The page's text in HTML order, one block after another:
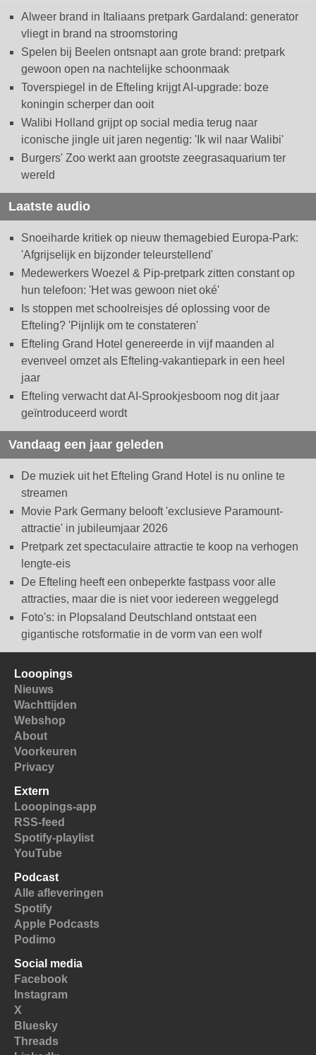
Alweer brand in Italiaans pretpark Gardaland: generator
vliegt in brand na stroomstoring
Spelen bij Beelen ontsnapt aan grote brand: pretpark
gewoon open na nachtelijke schoonmaak
Toverspiegel in de Efteling krijgt AI-upgrade: boze
koningin scherper dan ooit
Walibi Holland grijpt op social media terug naar
iconische jingle uit jaren negentig: 'Ik wil naar Walibi'
Burgers' Zoo werkt aan grootste zeegrasaquarium ter
wereld
Laatste audio
Snoeiharde kritiek op nieuw themagebied Europa-Park:
'Afgrijselijk en bijzonder teleurstellend'
Medewerkers Woezel & Pip-pretpark zitten constant op
hun telefoon: 'Het was gewoon niet oké'
Is stoppen met schoolreisjes dé oplossing voor de
Efteling? 'Pijnlijk om te constateren'
Efteling Grand Hotel genereerde in vijf maanden al
evenveel omzet als Efteling-vakantiepark in een heel
jaar
Efteling verwacht dat AI-Sprookjesboom nog dit jaar
geïntroduceerd wordt
Vandaag een jaar geleden
De muziek uit het Efteling Grand Hotel is nu online te
streamen
Movie Park Germany belooft 'exclusieve Paramount-
attractie' in jubileumjaar 2026
Pretpark zet spectaculaire attractie te koop na verhogen
lengte-eis
De Efteling heeft een onbeperkte fastpass voor alle
attracties, maar die is niet voor iedereen weggelegd
Foto's: in Plopsaland Deutschland ontstaat een
gigantische rotsformatie in de vorm van een wolf
Looopings
Nieuws
Wachttijden
Webshop
About
Voorkeuren
Privacy
Extern
Looopings-app
RSS-feed
Spotify-playlist
YouTube
Podcast
Alle afleveringen
Spotify
Apple Podcasts
Podimo
Social media
Facebook
Instagram
X
Bluesky
Threads